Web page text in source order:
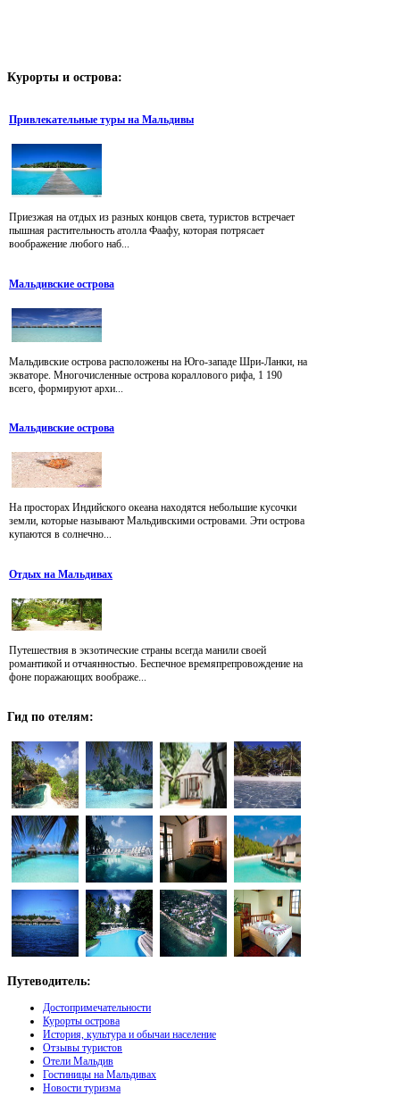
Курорты и острова:
Привлекательные туры на Мальдивы
Приезжая на отдых из разных концов света, туристов встречает
пышная растительность атолла Фаафу, которая потрясает
воображение любого наб...
Мальдивские острова
Мальдивские острова расположены на Юго-западе Шри-Ланки, на
экваторе. Многочисленные острова кораллового рифа, 1 190
всего, формируют архи...
Мальдивские острова
На просторах Индийского океана находятся небольшие кусочки
земли, которые называют Мальдивскими островами. Эти острова
купаются в солнечно...
Отдых на Мальдивах
Путешествия в экзотические страны всегда манили своей
романтикой и отчаянностью. Беспечное времяпрепровождение на
фоне поражающих воображе...
Гид по отелям:
Путеводитель:
Достопримечательности
Курорты острова
История, культура и обычаи население
Отзывы туристов
Отели Мальдив
Гостиницы на Мальдивах
Новости туризма